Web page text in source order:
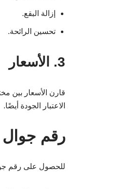
إزالة البقع.
تحسين الرائحة.
3. الأسعار
قارن الأسعار بين
الاعتبار الجودة أيضًا.
رقم
للحصول على رقم